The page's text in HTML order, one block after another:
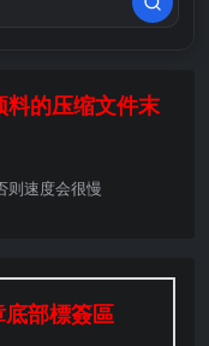
料的压缩文件末
则速度会很慢
部標簽區